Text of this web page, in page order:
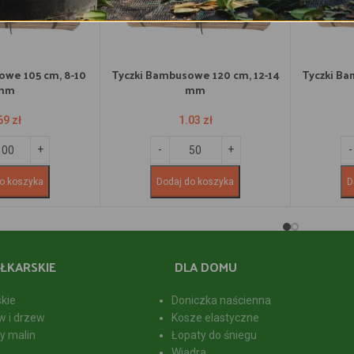
105 cm, 8-10
zł
koszyka
Tyczki Bambusowe 120 cm, 12-14
mm
1.03 zł
Dodaj do koszyka
Tyczki
i drzew
malin
DLA DOMU
Doniczka naścienna
Kosze elastyczne
Łopaty do śniegu